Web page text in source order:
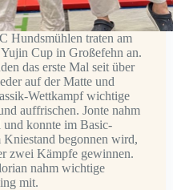
Hundsmühlen traten am
Cup in Großefehn an.
das erste Mal seit über
auf der Matte und
Wettkampf wichtige
auffrischen. Jonte nahm
und konnte im Basic-
begonnen wird,
zwei Kämpfe gewinnen.
nahm wichtige
mit.